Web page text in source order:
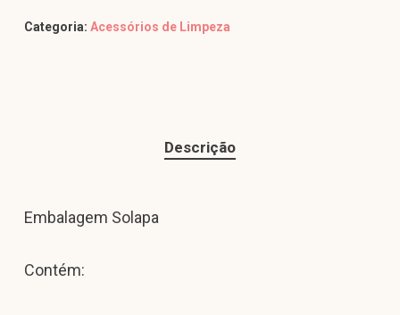
Categoria: Acessórios de Limpeza
Descrição
Embalagem Solapa
Contém: